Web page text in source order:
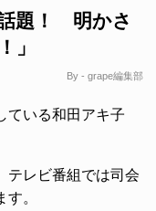
題！ 明かさ
」
By - grape編集部
ている和田アキ子
テレビ番組では司会
。